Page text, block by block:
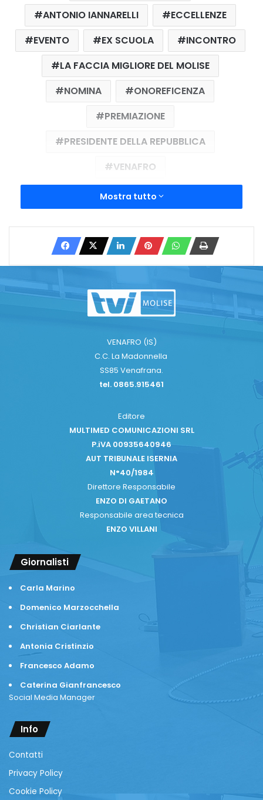
ANTONIO IANNARELLI
ECCELLENZE
EVENTO
EX SCUOLA
INCONTRO
LA FACCIA MIGLIORE DEL MOLISE
NOMINA
ONOREFICENZA
PREMIAZIONE
PRESIDENTE DELLA REPUBBLICA
VENAFRO
Copy URL
Mostra tutto
VENAFRO (IS)
C.C. La Madonnella
SS85 Venafrana.
tel. 0865.915461
Editore
MULTIMED COMUNICAZIONI SRL
P.iVA 00935640946
AUT TRIBUNALE ISERNIA
N°40/1984
Direttore Responsabile
ENZO DI GAETANO
Responsabile area tecnica
ENZO VILLANI
Giornalisti
Carla Marino
Domenico Marzocchella
Christian Ciarlante
Antonia Cristinzio
Francesco Adamo
Caterina Gianfrancesco
Social Media Manager
Info
Contatti
Privacy Policy
Cookie Policy